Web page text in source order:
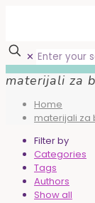
✕
materijali za
Home
materijali za
Filter by
Categories
Tags
Authors
Show all